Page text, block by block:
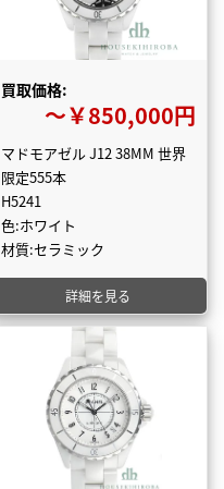
買取価格:
〜￥850,000円
マドモアゼル J12 38MM 世界
限定555本
H5241
色:ホワイト
材質:セラミック
詳細を見る